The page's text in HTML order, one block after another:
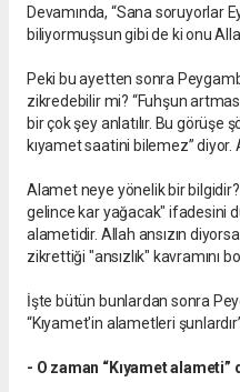
Devamında, “Sana soruyorlar
biliyormuşsun gibi de ki onu
Peki bu ayetten sonra
zikredebilir mi? “Fuhşun
bir çok şey anlatılır. Bu görüşe
kıyamet saatini bilemez”
Alamet neye yönelik bir
gelince kar yağacak" ifadesini
alametidir. Allah ansızın
zikrettiği "ansızlık" kavramını
İşte bütün bunlardan sonra
“Kıyamet'in alametleri
- O zaman “Kıyamet